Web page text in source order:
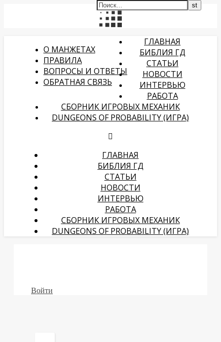
О МАНЖЕТАХ
ПРАВИЛА
ВОПРОСЫ И ОТВЕТЫ
ОБРАТНАЯ СВЯЗЬ
ГЛАВНАЯ
БИБЛИЯ ГД
СТАТЬИ
НОВОСТИ
ИНТЕРВЬЮ
РАБОТА
СБОРНИК ИГРОВЫХ МЕХАНИК
DUNGEONS OF PROBABILITY (ИГРА)
ГЛАВНАЯ
БИБЛИЯ ГД
СТАТЬИ
НОВОСТИ
ИНТЕРВЬЮ
РАБОТА
СБОРНИК ИГРОВЫХ МЕХАНИК
DUNGEONS OF PROBABILITY (ИГРА)
Войти